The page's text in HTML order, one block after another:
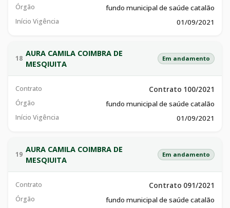
Órgão fundo municipal de saúde catalão
Início Vigência 01/09/2021
18
AURA CAMILA COIMBRA DE
MESQIUITA
Em andamento
Contrato Contrato 100/2021
Órgão fundo municipal de saúde catalão
Início Vigência 01/09/2021
19
AURA CAMILA COIMBRA DE
MESQIUITA
Em andamento
Contrato Contrato 091/2021
Órgão fundo municipal de saúde catalão